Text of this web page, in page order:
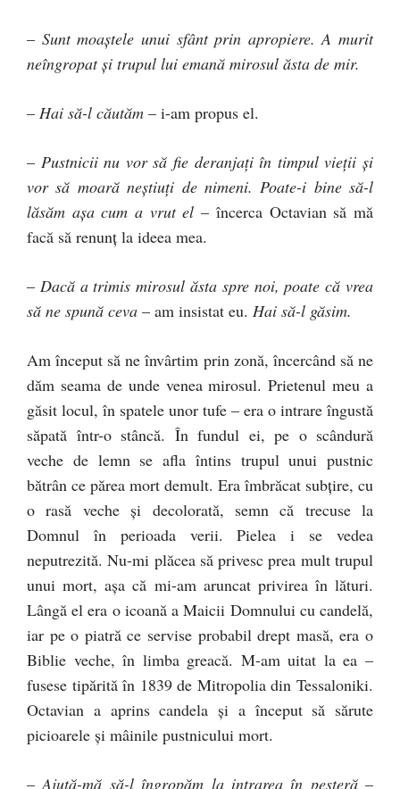
– Sunt moaştele unui sfânt prin apropiere. A murit
neîngropat şi trupul lui emană mirosul ăsta de mir.
– Hai să-l căutăm – i-am propus el.
– Pustnicii nu vor să fie deranjaţi în timpul vieţii şi
vor să moară neştiuţi de nimeni. Poate-i bine să-l
lăsăm aşa cum a vrut el – încerca Octavian să mă
facă să renunţ la ideea mea.
– Dacă a trimis mirosul ăsta spre noi, poate că vrea
să ne spună ceva – am insistat eu. Hai să-l găsim.
Am început să ne învârtim prin zonă, încercând să ne
dăm seama de unde venea mirosul. Prietenul meu a
găsit locul, în spatele unor tufe – era o intrare îngustă
săpată într-o stâncă. În fundul ei, pe o scândură
veche de lemn se afla întins trupul unui pustnic
bătrân ce părea mort demult. Era îmbrăcat subţire, cu
o rasă veche şi decolorată, semn că trecuse la
Domnul în perioada verii. Pielea i se vedea
neputrezită. Nu-mi plăcea să privesc prea mult trupul
unui mort, aşa că mi-am aruncat privirea în lături.
Lângă el era o icoană a Maicii Domnului cu candelă,
iar pe o piatră ce servise probabil drept masă, era o
Biblie veche, în limba greacă. M-am uitat la ea –
fusese tipărită în 1839 de Mitropolia din Tessaloniki.
Octavian a aprins candela şi a început să sărute
picioarele şi mâinile pustnicului mort.
–Ajută-mă să-l îngropăm la intrarea în peşteră–